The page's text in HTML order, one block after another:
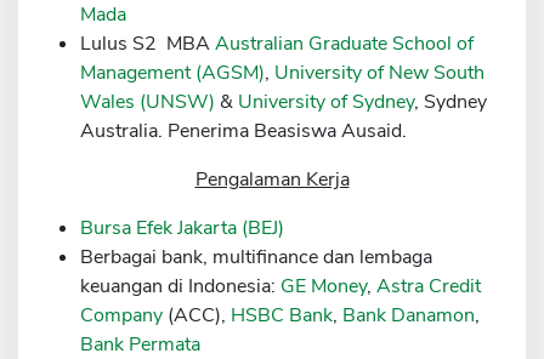
Broker Forex
Sekuritas Saham
Bank Digital
Crypto
Exchange
Asuransi
Asuransi Jiwa
Mada
Lulus S2 MBAAustralian Graduate School of
Management (AGSM), University of New South
Wales (UNSW) & University of Sydney, Sydney
Australia. Penerima Beasiswa Ausaid.
Pengalaman Kerja
Bursa Efek Jakarta (BEJ)
Berbagai bank, multifinance dan lembaga
keuangan di Indonesia: GE Money,Astra Credit
Company (ACC), HSBC Bank, Bank Danamon,
Bank Permata